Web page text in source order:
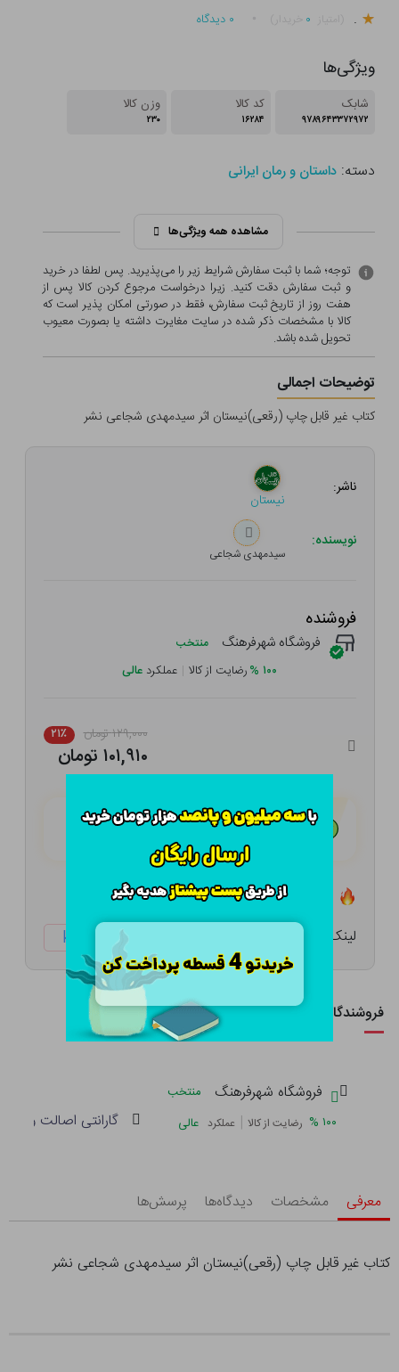
. ۰ ۰ دیدگاه
ویژگی‌ها
شابک
۹۷۸۹۶۴۳۳۷۲۹۷۲
کد کالا
۱۶۲۸۴
وزن کالا
۲۳۰
دسته:داستان و رمان ایرانی
مشاهده همه ویژگی‌ها
توجه؛ شما با ثبت سفارش شرایط زیر را می‌پذیرید. پس لطفا در خرید
و ثبت سفارش دقت کنید. زیرا درخواست مرجوع کردن کالا پس از
هفت روز از تاریخ ثبت سفارش، فقط در صورتی امکان پذیر است که
کالا با مشخصات ذکر شده در سایت مغایرت داشته یا بصورت معيوب
تحویل شده باشد.
توضیحات اجمالی
کتاب غیر قابل چاپ (رقعی)نیستان اثر سیدمهدی‌ شجاعی‌ نشر
ناشر:
نیستان
نویسنده:
سیدمهدی شجاعی
فروشنده
فروشگاه شهرفرهنگ منتخب
۱۰۰ %رضایت از کالا | عملکرد عالی
۱۲۹,۰۰۰ تومان ۲۱٪
۱۰۱,۹۱۰ تومان
هـر قسط با تــرب‌پــی:۲۵,۴۷۸ تومان
لینک کوتاه: ketabtala.com/sbp-41605
فروشندگان این کالا
فروشگاه شهرفرهنگ
منتخب
۱۰۰ % رضایت از کالا | عملکرد عالی گارانتی اصالت و
معرفی مشخصات دیدگاه‌ها پرسش‌ها
کتاب غیر قابل چاپ (رقعی)نیستان اثر سیدمهدی‌ شجاعی‌ نشر